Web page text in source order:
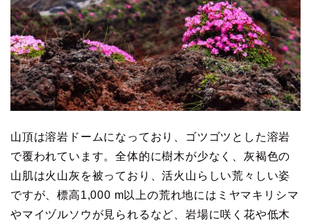
山頂は溶岩ドームになっており、ゴツゴツとした溶岩
で覆われています。全体的に樹木が少なく、灰褐色の
山肌は火山灰を被っており、活火山らしい荒々しい姿
ですが、標高1,000 m以上の荒れ地にはミヤマキリシマ
やマイヅルソウが見られるなど、岩場に咲く花や低木